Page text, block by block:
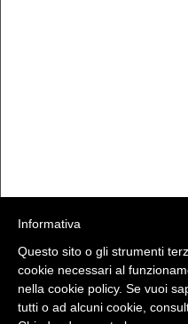
(C) La Valtellina -
Informativa
Questo sito o gli strumenti
cookie necessari al
nella cookie policy. Se vuoi
tutti o ad alcuni cookie,